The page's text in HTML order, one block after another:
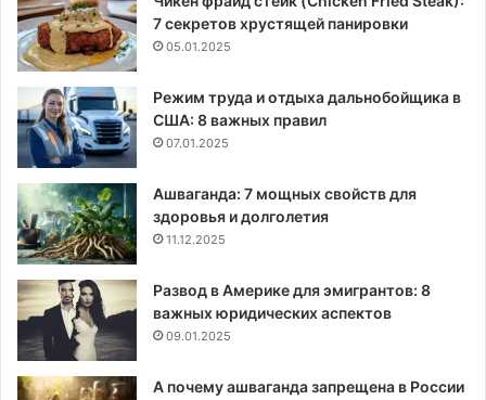
7 секретов хрустящей панировки
05.01.2025
Режим труда и отдыха дальнобойщика в
США: 8 важных правил
07.01.2025
Ашваганда: 7 мощных свойств для
здоровья и долголетия
11.12.2025
Развод в Америке для эмигрантов: 8
важных юридических аспектов
09.01.2025
А почему ашваганда запрещена в России